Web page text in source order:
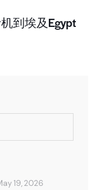
到埃及Egypt
19, 2026